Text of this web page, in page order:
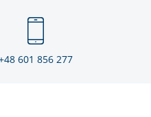
601 856 277